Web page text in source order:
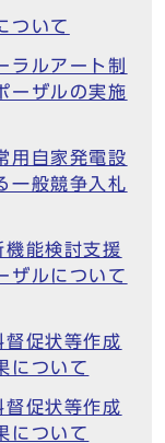
ついて
ラルアート制
ーザルの実施
用自家発電設
一般競争入札
能検討支援
ザルについて
促状等作成
について
促状等作成
について